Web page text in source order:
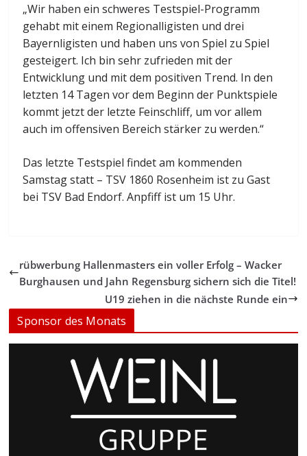
„Wir haben ein schweres Testspiel-Programm
gehabt mit einem Regionalligisten und drei
Bayernligisten und haben uns von Spiel zu Spiel
gesteigert. Ich bin sehr zufrieden mit der
Entwicklung und mit dem positiven Trend. In den
letzten 14 Tagen vor dem Beginn der Punktspiele
kommt jetzt der letzte Feinschliff, um vor allem
auch im offensiven Bereich stärker zu werden.“
Das letzte Testspiel findet am kommenden
Samstag statt – TSV 1860 Rosenheim ist zu Gast
bei TSV Bad Endorf. Anpfiff ist um 15 Uhr.
rübwerbung Hallenmasters ein voller Erfolg – Wacker
Burghausen und Jahn Regensburg sichern sich die Titel!
U19 ziehen in die nächste Runde ein
Sponsor des Monats